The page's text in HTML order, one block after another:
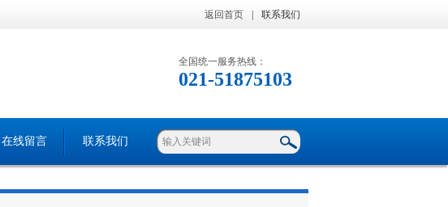
返回首页 联系我们
全国统一服务热线：
021-51875103
在线留言 联系我们